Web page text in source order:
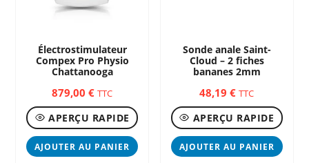
Électrostimulateur
Compex Pro Physio
Chattanooga
879,00€ TTC
APERÇU RAPIDE
AJOUTER AU PANIER
Sonde anale Saint-
Cloud – 2 fiches
bananes 2mm
48,19€ TTC
APERÇU RAPIDE
AJOUTER AU PANIER